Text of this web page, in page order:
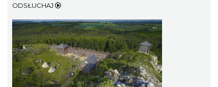
Zimna Połówka & Ćwiartka czyli Extremalny
Półmaraton oraz Ćwierćmaraton Jurajski
Niegowonice
10.85 km
ODSŁUCHAJ